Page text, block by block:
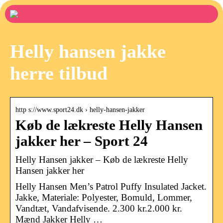
Helly hansen jakke
herre tilbud
http s://www.sport24.dk › helly-hansen-jakker
Køb de lækreste Helly Hansen
jakker her – Sport 24
Helly Hansen jakker – Køb de lækreste Helly
Hansen jakker her
Helly Hansen Men’s Patrol Puffy Insulated Jacket.
Jakke, Materiale: Polyester, Bomuld, Lommer,
Vandtæt, Vandafvisende. 2.300 kr.2.000 kr.
Mænd Jakker Helly …